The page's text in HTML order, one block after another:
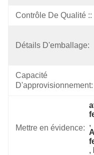
Contrôle De Qualité ::
Détails D'emballage:
Capacité
D'approvisionnement:
Mettre en évidence:
,
,